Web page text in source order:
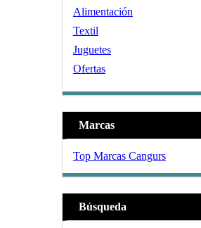
Alimentación
Textil
Juguetes
Ofertas
Marcas
Top Marcas Cangurs
Búsqueda